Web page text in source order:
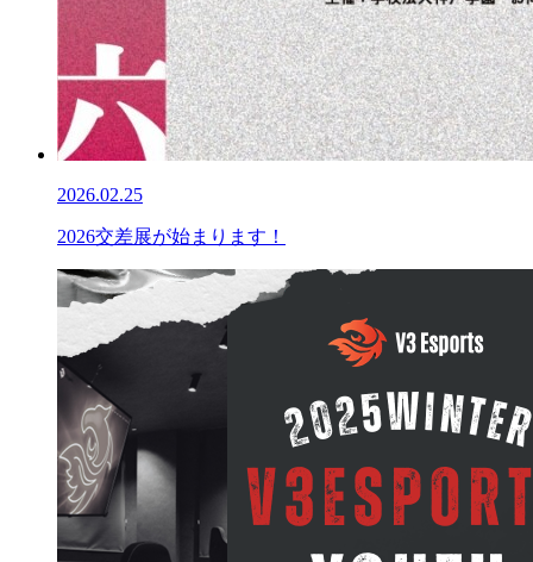
2026.02.25
2026交差展が始まります！